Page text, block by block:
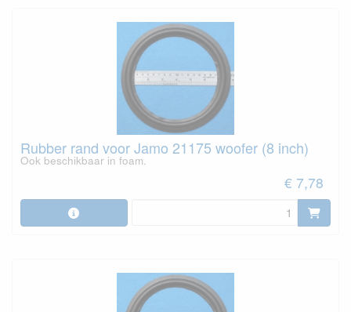
Rubber rand voor Jamo 21175 woofer (8 inch)
Ook beschikbaar in foam.
€ 7,78